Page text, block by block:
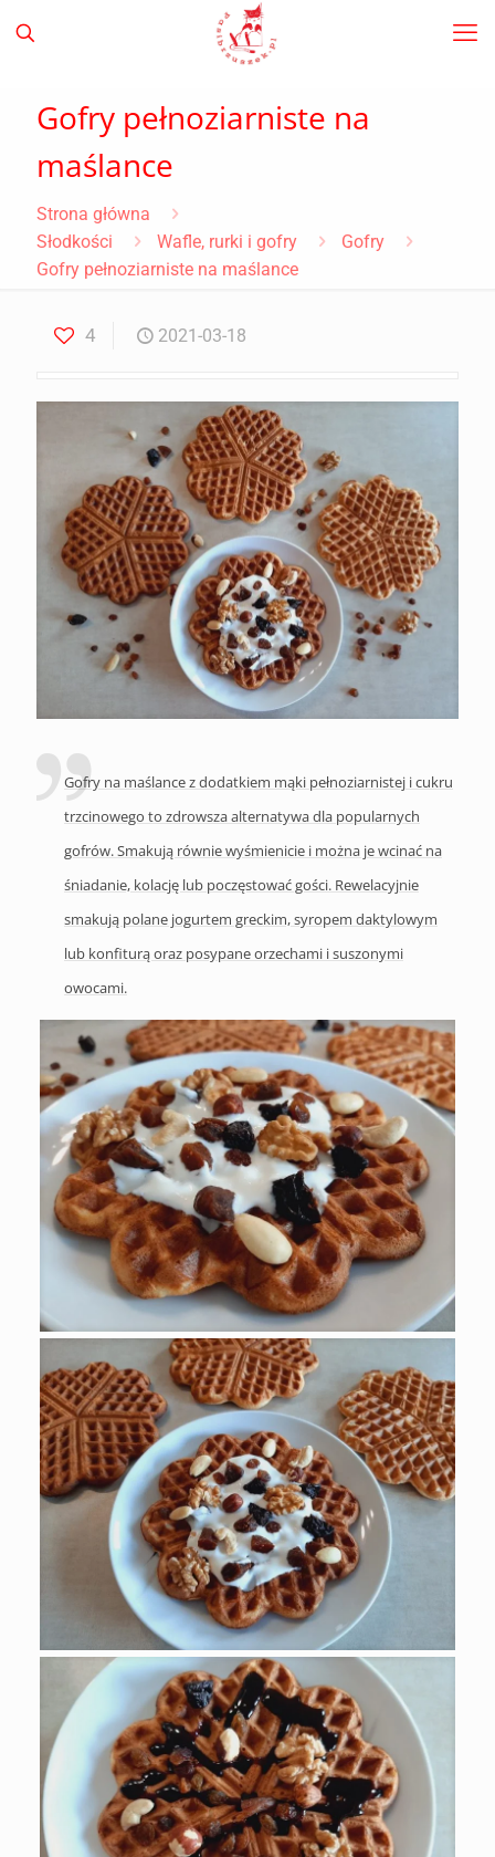
Gofry pełnoziarniste na
maślance
Strona główna
Słodkości
Wafle, rurki i gofry
Gofry
Gofry pełnoziarniste na maślance
4 2021-03-18
Gofry na maślance z dodatkiem mąki pełnoziarnistej i cukru
trzcinowego to zdrowsza alternatywa dla popularnych
gofrów. Smakują równie wyśmienicie i można je wcinać na
śniadanie, kolację lub poczęstować gości. Rewelacyjnie
smakują polane jogurtem greckim, syropem daktylowym
lub konfiturą oraz posypane orzechami i suszonymi
owocami.